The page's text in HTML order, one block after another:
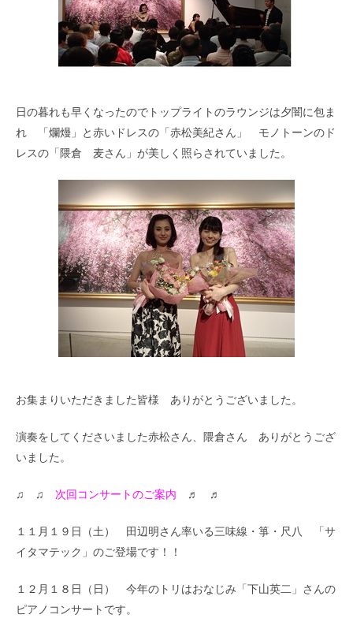
日の暮れも早くなったのでトップライトのラウンジは夕闇に包ま
れ 「爛熳」と赤いドレスの「赤松美紀さん」 モノトーンのド
レスの「隈倉 麦さん」が美しく照らされていました。
お集まりいただきました皆様 ありがとうございました。
演奏をしてくださいました赤松さん、隈倉さん ありがとうござ
いました。
♫ ♫ 次回コンサートのご案内 ♬ ♬
１１月１９日（土） 田辺明さん率いる三味線・箏・尺八 「サ
イタマテック」のご登場です！！
１２月１８日（日） 今年のトリはおなじみ「下山英二」さんの
ピアノコンサートです。